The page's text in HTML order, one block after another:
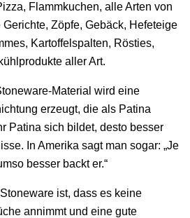
Flammkuchen, alle Arten von
Zöpfe, Gebäck, Hefeteige
Kartoffelspalten, Rösties,
aller Art.
Material wird eine
erzeugt, die als Patina
Patina sich bildet, desto besser
In Amerika sagt man sogar: „Je
besser backt er.“
ist, dass es keine
annimmt und eine gute